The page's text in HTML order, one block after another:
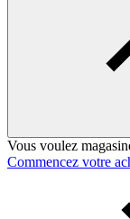
Vous voulez
Commencez votre